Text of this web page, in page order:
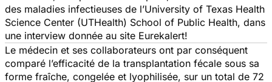
des maladies infectieuses de l’University of Texas Health
Science Center (UTHealth) School of Public Health, dans
une interview donnée au site Eurekalert!
Le médecin et ses collaborateurs ont par conséquent
comparé l’efficacité de la transplantation fécale sous sa
forme fraîche, congelée et lyophilisée, sur un total de 72